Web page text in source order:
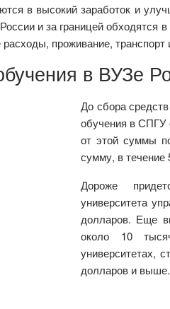
в высокий заработок и
и за границей
проживание, транспорт
в ВУЗе
До сбора
обучения в СПГУ
от этой суммы
сумму, в течение
Дороже
университета
долларов. Еще
около 10
университетах,
долларов и выше.